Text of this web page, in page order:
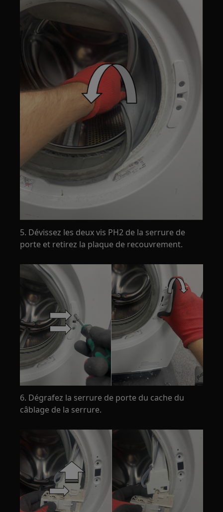
5. Dévissez les deux vis PH2 de la serrure de
porte et retirez la plaque de recouvrement.
6. Dégrafez la serrure de porte du cache du
câblage de la serrure.